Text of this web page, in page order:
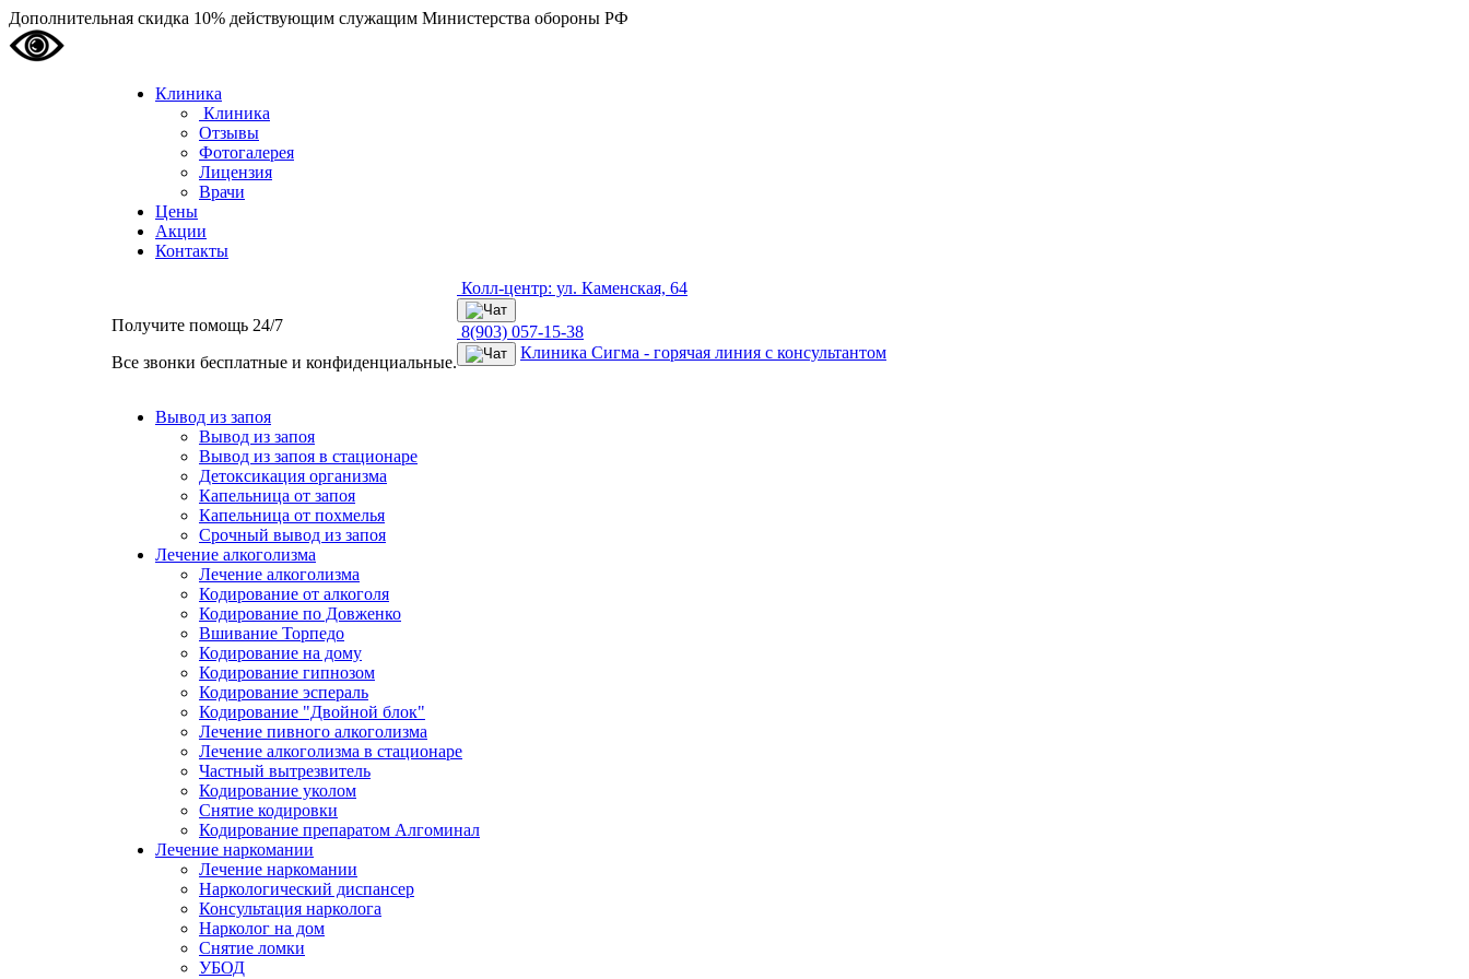
Дополнительная скидка 10% действующим служащим Министерства обороны РФ
Клиника
Клиника
Отзывы
Фотогалерея
Лицензия
Врачи
Цены
Акции
Контакты
Получите помощь 24/7
Все звонки бесплатные и конфиденциальные.
Колл-центр: ул. Каменская, 64
8(903) 057-15-38
Клиника Сигма - горячая линия с консультантом
Вывод из запоя
Вывод из запоя
Вывод из запоя в стационаре
Детоксикация организма
Капельница от запоя
Капельница от похмелья
Срочный вывод из запоя
Лечение алкоголизма
Лечение алкоголизма
Кодирование от алкоголя
Кодирование по Довженко
Вшивание Торпедо
Кодирование на дому
Кодирование гипнозом
Кодирование эспераль
Кодирование "Двойной блок"
Лечение пивного алкоголизма
Лечение алкоголизма в стационаре
Частный вытрезвитель
Кодирование уколом
Снятие кодировки
Кодирование препаратом Алгоминал
Лечение наркомании
Лечение наркомании
Наркологический диспансер
Консультация нарколога
Нарколог на дом
Снятие ломки
УБОД